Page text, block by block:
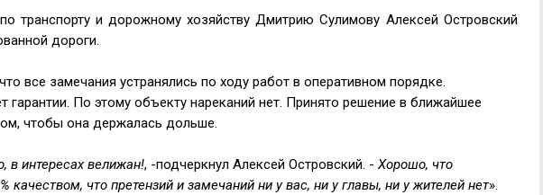
транспорту и дорожному хозяйству Дмитрию Сулимову Алексей Островский
дороги.
все замечания устранялись по ходу работ в оперативном порядке.
гарантии. По этому объекту нареканий нет. Принято решение в ближайшее
чтобы она держалась дольше.
в интересах велижан!, -подчеркнул Алексей Островский. - Хорошо, что
качеством, что претензий и замечаний ни у вас, ни у главы, ни у жителей нет».